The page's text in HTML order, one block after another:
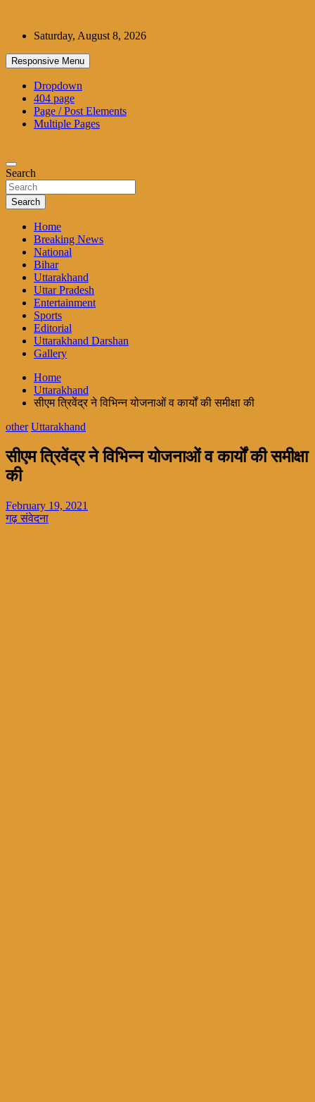
contentSaturday, August 8, 2026
Responsive Menu
Dropdown
404 page
Page / Post Elements
Multiple Pages
Search
Search
Home
Breaking News
National
Bihar
Uttarakhand
Uttar Pradesh
Entertainment
Sports
Editorial
Uttarakhand Darshan
Gallery
Home
Uttarakhand
सीएम त्रिवेंद्र ने विभिन्न योजनाओं व कार्यों की समीक्षा की
other Uttarakhand
सीएम त्रिवेंद्र ने विभिन्न योजनाओं व कार्यों की समीक्षा
की
February 19, 2021
गढ़ संवेदना